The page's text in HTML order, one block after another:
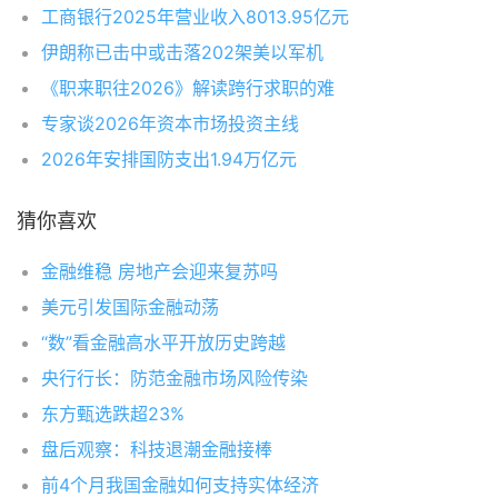
工商银行2025年营业收入8013.95亿元
伊朗称已击中或击落202架美以军机
《职来职往2026》解读跨行求职的难
专家谈2026年资本市场投资主线
2026年安排国防支出1.94万亿元
猜你喜欢
金融维稳 房地产会迎来复苏吗
美元引发国际金融动荡
“数”看金融高水平开放历史跨越
央行行长：防范金融市场风险传染
东方甄选跌超23%
盘后观察：科技退潮金融接棒
前4个月我国金融如何支持实体经济